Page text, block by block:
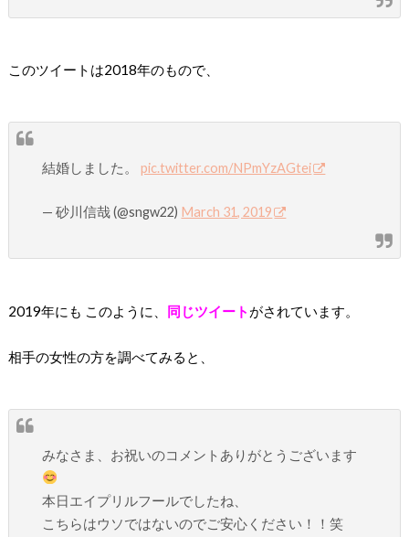
このツイートは2018年のもので、
結婚しました。pic.twitter.com/NPmYzAGtei
— 砂川信哉 (@sngw22) March 31, 2019
2019年にも このように、 同じツイート がされています。
相手の女性の方を調べてみると、
みなさま、お祝いのコメントありがとうございます
本日エイプリルフールでしたね、
こちらはウソではないのでご安心ください！！笑